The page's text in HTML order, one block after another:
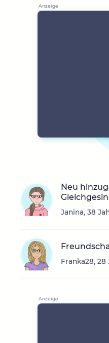
Neu
Janina, 38
Franka28, 28